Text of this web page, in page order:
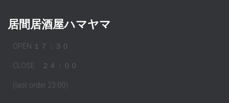
居間居酒屋ハマヤマ
OPEN １７：３０
CLOSE ２４：００
(last order 23:00)